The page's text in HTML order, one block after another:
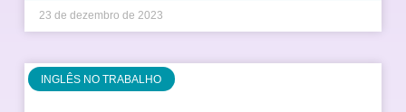
23 de dezembro de 2023
INGLÊS NO TRABALHO